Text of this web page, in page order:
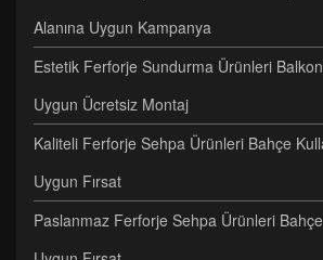
Alanına Uygun Kampanya
Estetik Ferforje Sundurma Ürünleri Balkon
Uygun Ücretsiz Montaj
Kaliteli Ferforje Sehpa Ürünleri Bahçe
Uygun Fırsat
Paslanmaz Ferforje Sehpa Ürünleri Bahçe